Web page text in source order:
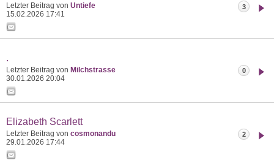
Letzter Beitrag von Untiefe
15.02.2026 17:41
3
.
Letzter Beitrag von Milchstrasse
30.01.2026 20:04
0
Elizabeth Scarlett
Letzter Beitrag von cosmonandu
29.01.2026 17:44
2